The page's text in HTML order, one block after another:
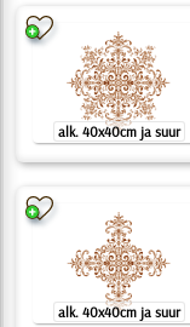
alk. 40x40cm ja suur
alk. 40x40cm ja suur